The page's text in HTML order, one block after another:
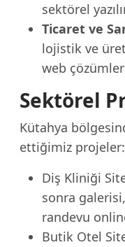
sektörel
Ticaret ve
lojistik ve
web
Sektörel
Kütahya
ettiğimiz projeler:
Diş Kliniği
sonra
randevu
Butik Otel